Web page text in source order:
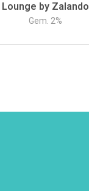
Lounge by Zalando
Gem. 2%